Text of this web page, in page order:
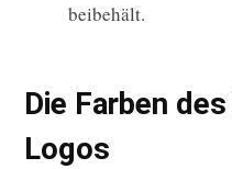
beibehält.
Die Farben
Logos